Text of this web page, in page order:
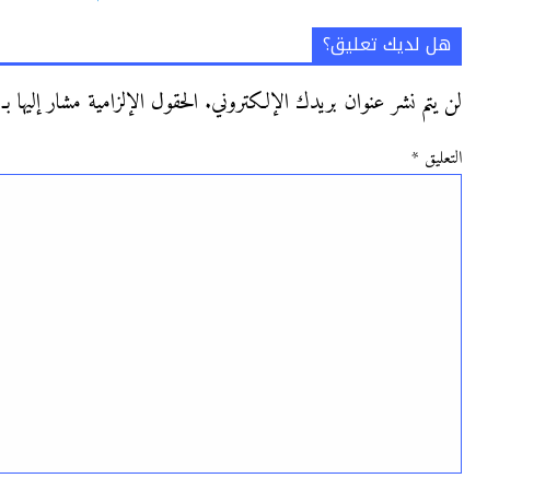
هل لديك تعليق؟
لن يتم نشر عنوان بريدك الإلكتروني. الحقول الإلزامية مشار إليها بـ
التعليق *